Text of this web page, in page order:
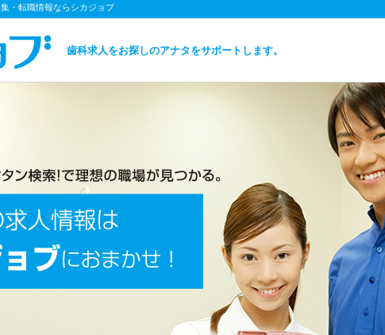
・転職情報ならシカジョブ
歯科求人をお探しのアナタをサポートします。